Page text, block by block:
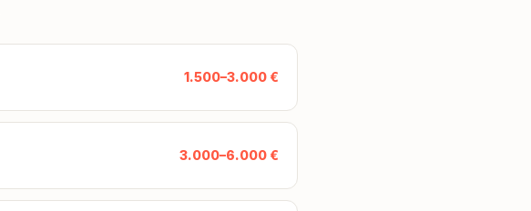
1.500–3.000 €
3.000–6.000 €